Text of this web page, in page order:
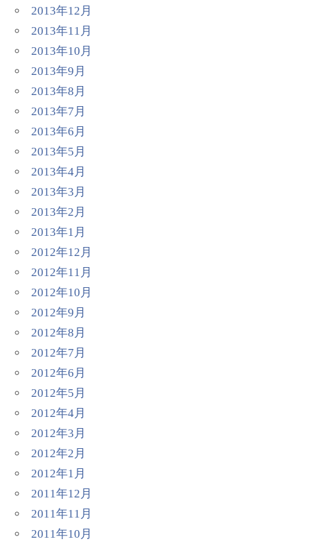
2013年12月
2013年11月
2013年10月
2013年9月
2013年8月
2013年7月
2013年6月
2013年5月
2013年4月
2013年3月
2013年2月
2013年1月
2012年12月
2012年11月
2012年10月
2012年9月
2012年8月
2012年7月
2012年6月
2012年5月
2012年4月
2012年3月
2012年2月
2012年1月
2011年12月
2011年11月
2011年10月